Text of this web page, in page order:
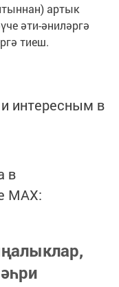
артык
әти-әниләргә
тиеш.
интересным в
в
MАХ: